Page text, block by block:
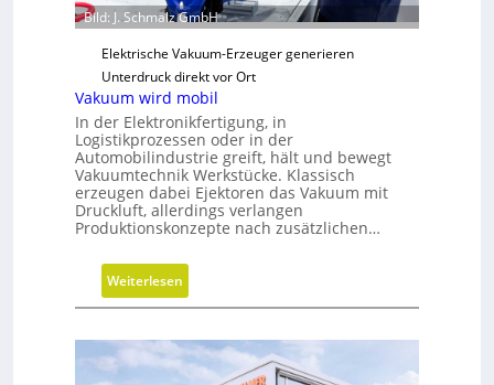
e
N
e
u
a
u
s
r
i
c
t
n
Bild: J. Schmalz GmbH
Elektrische Vakuum-Erzeuger generieren
Unterdruck direkt vor Ort
Vakuum wird mobil
In der Elektronikfertigung, in
Logistikprozessen oder in der
Automobilindustrie greift, hält und bewegt
Vakuumtechnik Werkstücke. Klassisch
erzeugen dabei Ejektoren das Vakuum mit
Druckluft, allerdings verlangen
Produktionskonzepte nach zusätzlichen…
Weiterlesen
V
k
u